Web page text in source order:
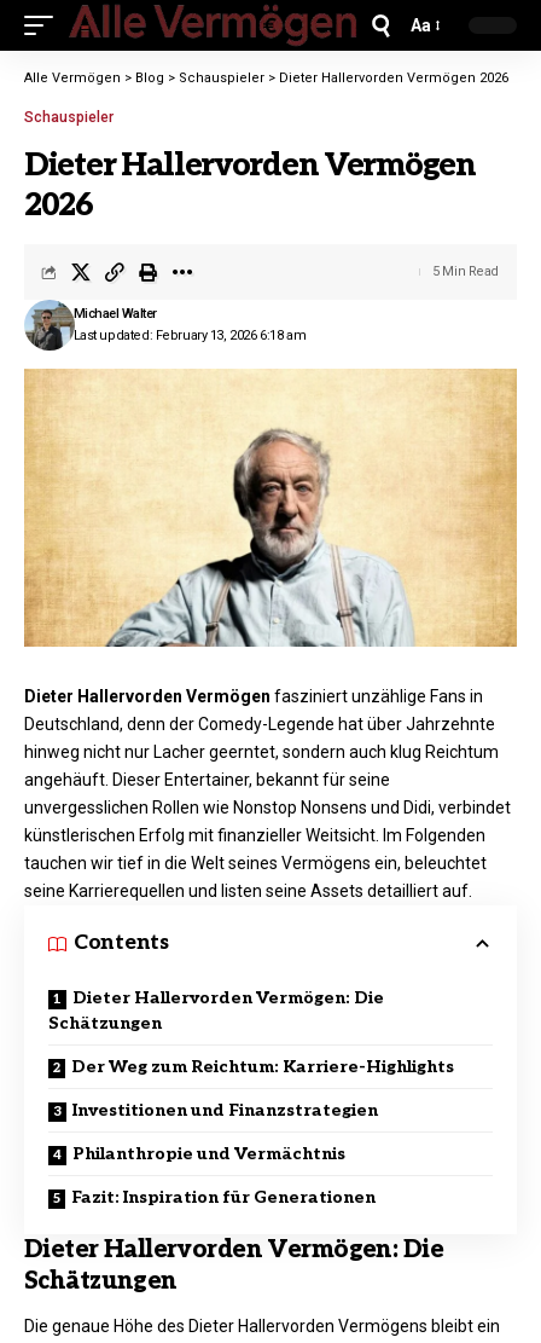
Aa
Alle Vermögen > Blog > Schauspieler > Dieter Hallervorden Vermögen 2026
Schauspieler
Dieter Hallervorden Vermögen
2026
Last updated: February 13, 2026 6:18 am
Michael Walter
5 Min Read
Dieter Hallervorden Vermögen fasziniert unzählige Fans in
Deutschland, denn der Comedy-Legende hat über Jahrzehnte
hinweg nicht nur Lacher geerntet, sondern auch klug Reichtum
angehäuft. Dieser Entertainer, bekannt für seine
unvergesslichen Rollen wie Nonstop Nonsens und Didi, verbindet
künstlerischen Erfolg mit finanzieller Weitsicht. Im Folgenden
tauchen wir tief in die Welt seines Vermögens ein, beleuchtet
seine Karrierequellen und listen seine Assets detailliert auf.
Contents
Dieter Hallervorden Vermögen: Die
Schätzungen
Der Weg zum Reichtum: Karriere-Highlights
Investitionen und Finanzstrategien
Philanthropie und Vermächtnis
Fazit: Inspiration für Generationen
Dieter Hallervorden Vermögen: Die
Schätzungen
Die genaue Höhe des Dieter Hallervorden Vermögens bleibt ein